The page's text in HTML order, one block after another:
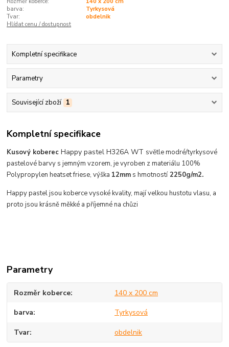
barva:
Tyrkysová
Tvar:
obdelnik
Hlídat cenu / dostupnost
Kompletní specifikace
Parametry
Související zboží 1
Kompletní specifikace
Kusový koberecHappy pastel H326A WT světle modré/tyrkysové
pastelové barvy s jemným vzorem, je vyroben z materiálu 100%
Polypropylen heatset friese, výška 12mm s hmotností2250g/m2.
Happy pastel jsou koberce vysokékvality,mají velkou hustotu vlasu, a
proto jsou krásně měkké apříjemnéna chůzi
Parametry
Rozměr koberce 140 x 200 cm
barva Tyrkysová
Tvar obdelnik